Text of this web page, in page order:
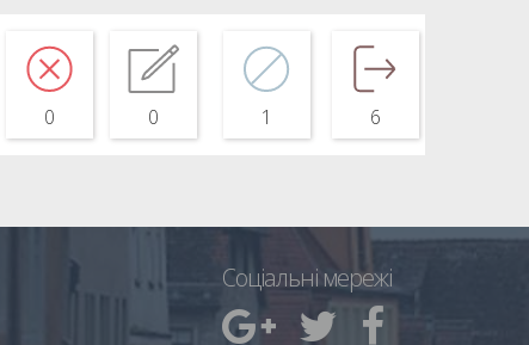
0 0 1 6
Соціальні мережі